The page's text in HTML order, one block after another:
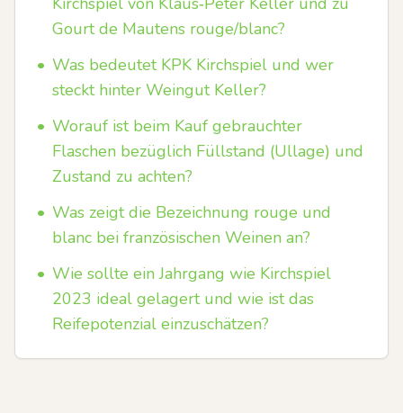
Gourt de Mautens rouge/blanc?
• Was bedeutet KPK Kirchspiel und wer
steckt hinter Weingut Keller?
• Worauf ist beim Kauf gebrauchter
Flaschen bezüglich Füllstand (Ullage) und
Zustand zu achten?
• Was zeigt die Bezeichnung rouge und
blanc bei französischen Weinen an?
• Wie sollte ein Jahrgang wie Kirchspiel
2023 ideal gelagert und wie ist das
Reifepotenzial einzuschätzen?